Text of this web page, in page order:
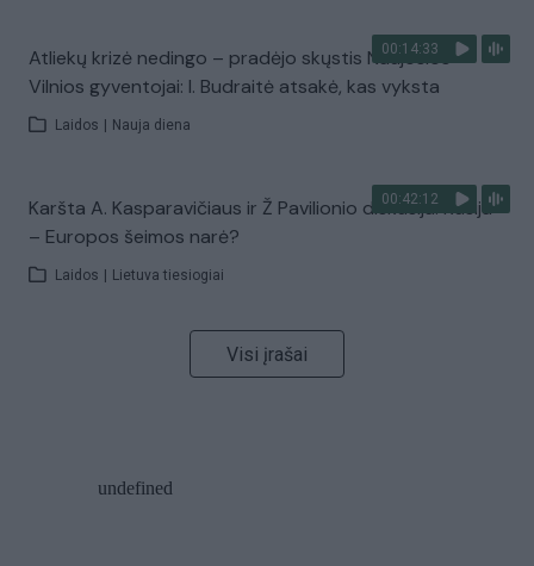
00:14:33
Atliekų krizė nedingo – pradėjo skųstis Naujosios
Vilnios gyventojai: I. Budraitė atsakė, kas vyksta
Laidos Nauja diena
00:42:12
Karšta A. Kasparavičiaus ir Ž Pavilionio diskusija: Rusija
– Europos šeimos narė?
Laidos Lietuva tiesiogiai
Visi įrašai